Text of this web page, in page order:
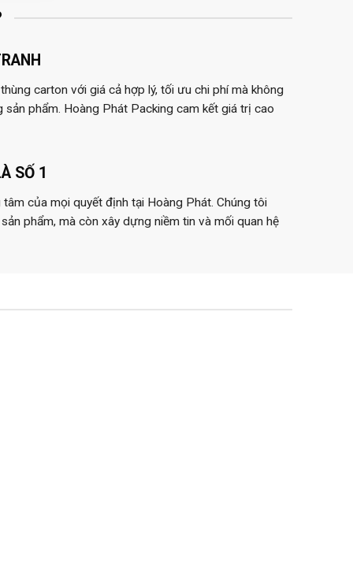
carton với giá cả hợp lý, tối ưu chi phí mà không
sản phẩm. Hoàng Phát Packing cam kết giá trị cao
SỐ 1
của mọi quyết định tại Hoàng Phát. Chúng tôi
phẩm, mà còn xây dựng niềm tin và mối quan hệ